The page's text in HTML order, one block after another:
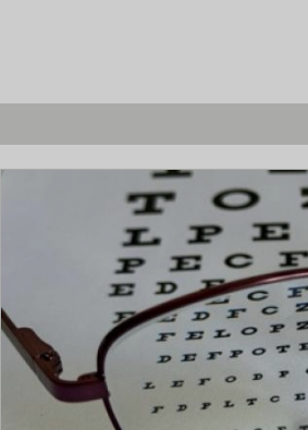
vid Hotell- och
panelen var män och 44 procent
ugn (200 °C). För att säkerställa
första serveringen med 4 prov och
* Varje paneldeltagare fick bedöma
Dessutom fick deltagarna ange
hade för mycket eller för lite av
kryddighet, saftighet och
* Testfakta har omvandlat